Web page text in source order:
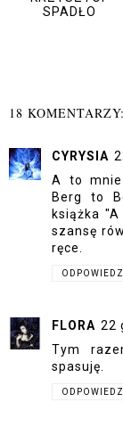
SPADŁO
18 KOMENTARZY:
CYRYSIA
A to mnie
Berg to
książka
szansę
ręce.
ODPOWIEDZ
FLORA 22
Tym
spasuję.
ODPOWIEDZ